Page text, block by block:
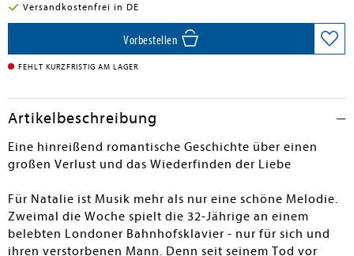
Versandkostenfrei in DE
Vorbestellen
FEHLT KURZFRISTIG AM LAGER
Artikelbeschreibung
Eine hinreißend romantische Geschichte über einen
großen Verlust und das Wiederfinden der Liebe
Für Natalie ist Musik mehr als nur eine schöne Melodie.
Zweimal die Woche spielt die 32-Jährige an einem
belebten Londoner Bahnhofsklavier - nur für sich und
ihren verstorbenen Mann. Denn seit seinem Tod vor